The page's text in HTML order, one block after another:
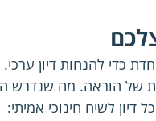
כדי להנחות דיון
של הוראה. מה שנדרש
דיון לשיח חינוכי אמיתי: